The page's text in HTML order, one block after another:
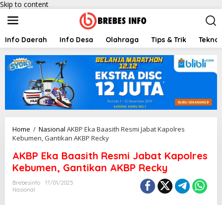
Skip to content
Info Daerah Info Desa Olahraga Tips & Trik
Home / Nasional AKBP Eka Baasith Resmi Jabat Kapolres
Kebumen, Gantikan AKBP Recky
AKBP Eka Baasith Resmi Jabat Kapolres
Kebumen, Gantikan AKBP Recky
Brebesinfo
17/01/2025
Nasional